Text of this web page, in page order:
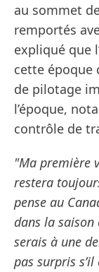
au sommet
remportés
expliqué que
cette époque
de pilotage
l’époque,
contrôle de
"Ma première
restera
pense au
dans la saison
serais à une
pas surpris